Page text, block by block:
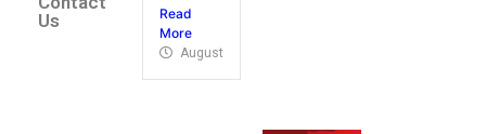
Us
Read
More
August 4, 2026